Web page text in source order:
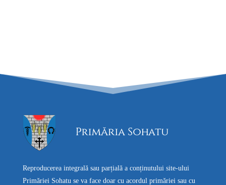
Reproducerea integrală sau parțială a conținutului site-ului
Primăriei Sohatu se va face doar cu acordul primăriei sau cu